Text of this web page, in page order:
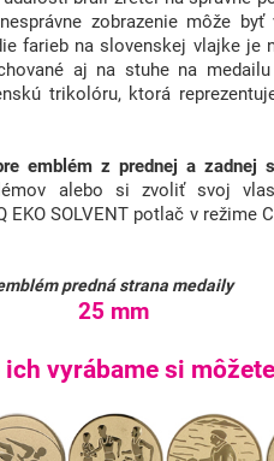
zobrazenie môže
farieb na slovenskej vlajke je
aj na stuhe na
trikolóru, ktorá
emblém z prednej a zadnej
alebo si zvoliť svoj
EKO SOLVENT potlač v režime
predná strana medaily
25 mm
ich vyrábame si